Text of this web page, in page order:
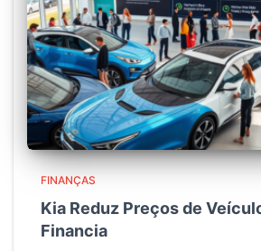
FINANÇAS
Kia Reduz Preços de
Financia